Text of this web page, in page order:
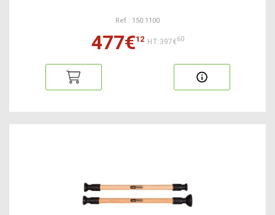
Ref : 150.1100
477€12 HT:397€60